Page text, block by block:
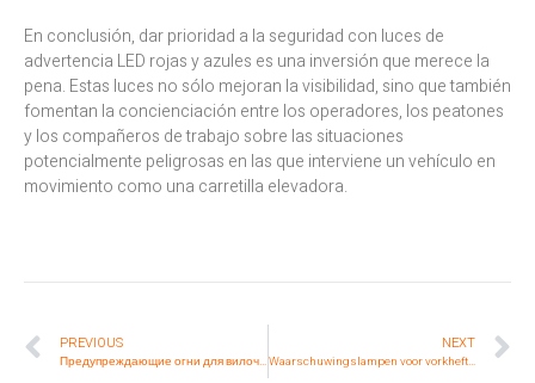
En conclusión, dar prioridad a la seguridad con luces de
advertencia LED rojas y azules es una inversión que merece la
pena. Estas luces no sólo mejoran la visibilidad, sino que también
fomentan la concienciación entre los operadores, los peatones
y los compañeros de trabajo sobre las situaciones
potencialmente peligrosas en las que interviene un vehículo en
movimiento como una carretilla elevadora.
PREVIOUS
Предупреждающие огни для вилочных погрузчиков: Как красные и синие светодиоды обеспечивают безопасность вашего рабочего места
NEXT
Waarschuwingslampen voor vorkheftrucks: Hoe rode en blauwe LED’s uw werkplek veilig houden